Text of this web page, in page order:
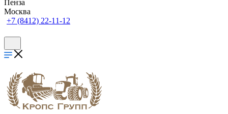
Пенза
Москва
+7 (8412) 22-11-12